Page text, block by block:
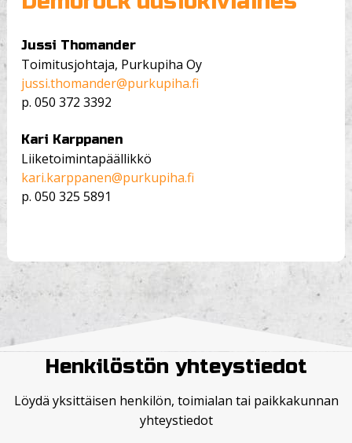
Jussi Thomander
Toimitusjohtaja, Purkupiha Oy
jussi.thomander@purkupiha.fi
p.050 372 3392
Kari Karppanen
Liiketoimintapäällikkö
kari.karppanen@purkupiha.fi
p.050 325 5891
Henkilöstön yhteystiedot
Löydä yksittäisen henkilön, toimialan tai paikkakunnan
yhteystiedot